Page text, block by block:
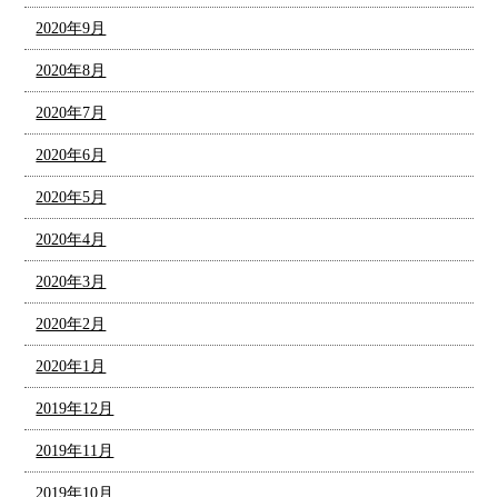
2020年9月
2020年8月
2020年7月
2020年6月
2020年5月
2020年4月
2020年3月
2020年2月
2020年1月
2019年12月
2019年11月
2019年10月